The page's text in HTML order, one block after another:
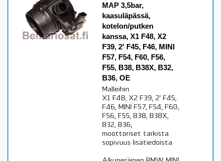
MAP 3,5bar,
kaasuläpässä,
kotelon/putken
kanssa, X1 F48, X2
F39, 2′ F45, F46, MINI
F57, F54, F60, F56,
F55, B38, B38X, B32,
B36, OE
Malleihin
X1 F48, X2 F39, 2' F45,
F46, MINI F57, F54, F60,
F56, F55, B38, B38X,
B32, B36,
moottoriset tarkista
sopivuus lisätiedoista